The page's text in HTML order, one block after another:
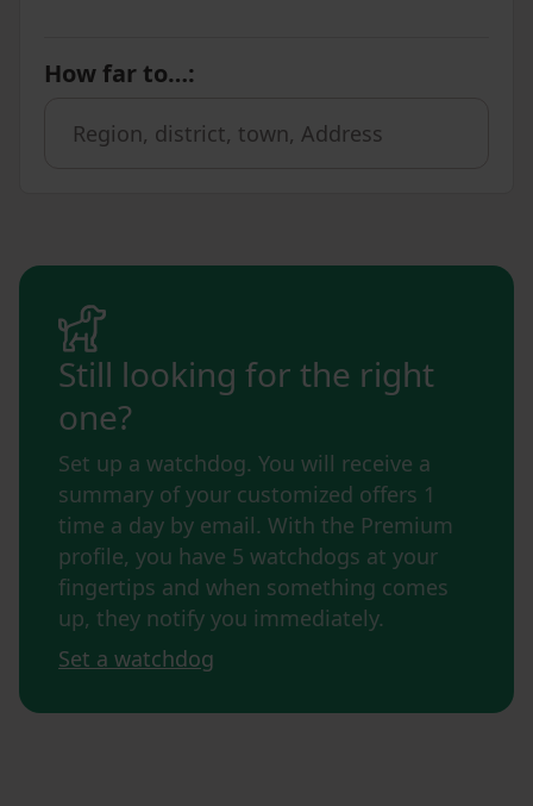
How far to…:
Still looking for the right
one?
Set up a watchdog. You will receive a
summary of your customized offers 1
time a day by email. With the Premium
profile, you have 5 watchdogs at your
fingertips and when something comes
up, they notify you immediately.
Set a watchdog